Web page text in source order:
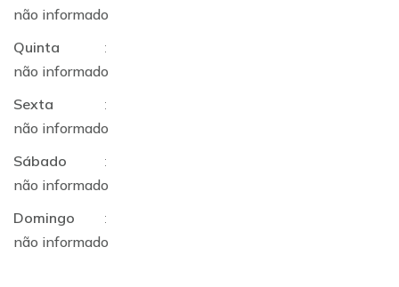
não informado
Quinta
:
não informado
Sexta
:
não informado
Sábado
:
não informado
Domingo
:
não informado